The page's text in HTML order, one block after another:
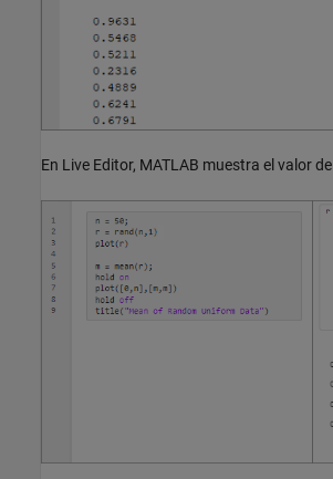
En Live Editor, MATLAB muestra el valor de